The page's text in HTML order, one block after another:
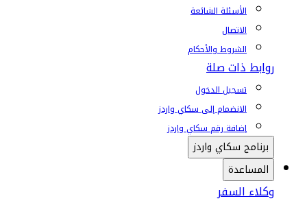
الأسئلة الشائعة
الاتصال
الشروط والأحكام
روابط ذات صلة
تسجيل الدخول
الانضمام إلى سكاي واردز
إضافة رقم سكاي واردز
برنامج سكاي واردز
المساعدة
وكلاء السفر